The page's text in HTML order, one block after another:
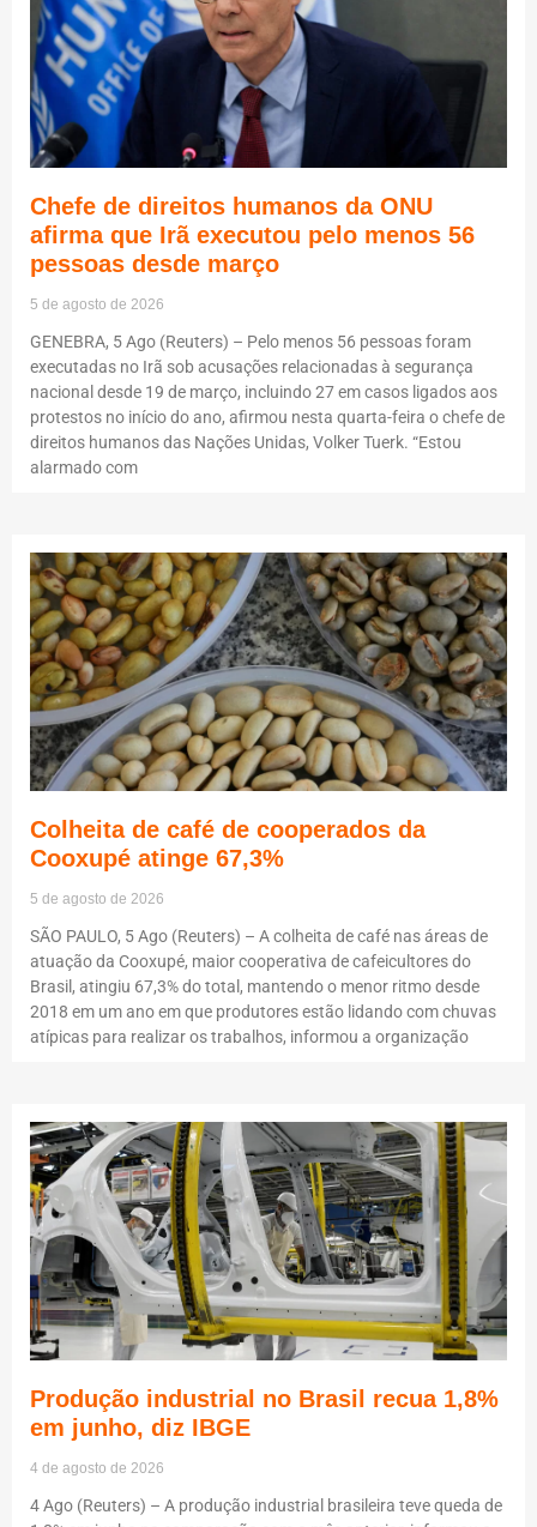
Chefe de direitos humanos da ONU
afirma que Irã executou pelo menos 56
pessoas desde março
5 de agosto de 2026
GENEBRA, 5 Ago (Reuters) – Pelo menos 56 pessoas foram
executadas no Irã sob acusações relacionadas à segurança
nacional desde 19 de março, incluindo 27 em casos ligados aos
protestos no início do ano, afirmou nesta quarta-feira o chefe de
direitos humanos das Nações Unidas, Volker Tuerk. “Estou
alarmado com
Colheita de café de cooperados da
Cooxupé atinge 67,3%
5 de agosto de 2026
SÃO PAULO, 5 Ago (Reuters) – A colheita de café nas áreas de
atuação da Cooxupé, maior cooperativa de cafeicultores do
Brasil, atingiu 67,3% do total, mantendo o menor ritmo desde
2018 em um ano em que produtores estão lidando com chuvas
atípicas para realizar os trabalhos, informou a organização
Produção industrial no Brasil recua 1,8%
em junho, diz IBGE
4 de agosto de 2026
4 Ago (Reuters) – A produção industrial brasileira teve queda de